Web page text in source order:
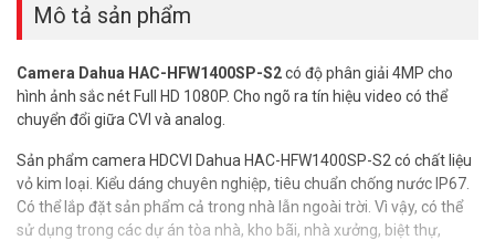
Mô tả sản phẩm
Camera Dahua HAC-HFW1400SP-S2có độ phân giải 4MP cho
hình ảnh sắc nét Full HD 1080P. Cho ngõ ra tín hiệu video có thể
chuyển đổi giữa CVI và analog.
Sản phẩm camera HDCVI Dahua HAC-HFW1400SP-S2 có chất liệu
vỏ kim loại. Kiểu dáng chuyên nghiệp, tiêu chuẩn chống nước IP67.
Có thể lắp đặt sản phẩm cả trong nhà lẫn ngoài trời. Vì vậy, có thể
sử dụng trong các dự án tòa nhà, kho bãi, nhà xưởng, biệt thự,